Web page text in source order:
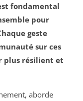
fondamental
pour
geste
sur ces
plus résilient et
aborde